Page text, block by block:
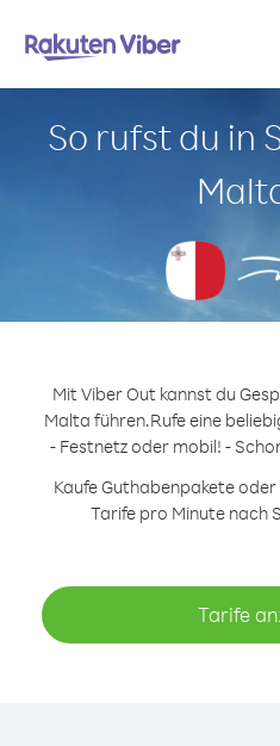
So rufst du in
Mit Viber Out kannst du
Malta führen.Rufe eine
- Festnetz oder mobil! -
Kaufe Guthabenpakete
Tarife pro Minute nach
Tarife